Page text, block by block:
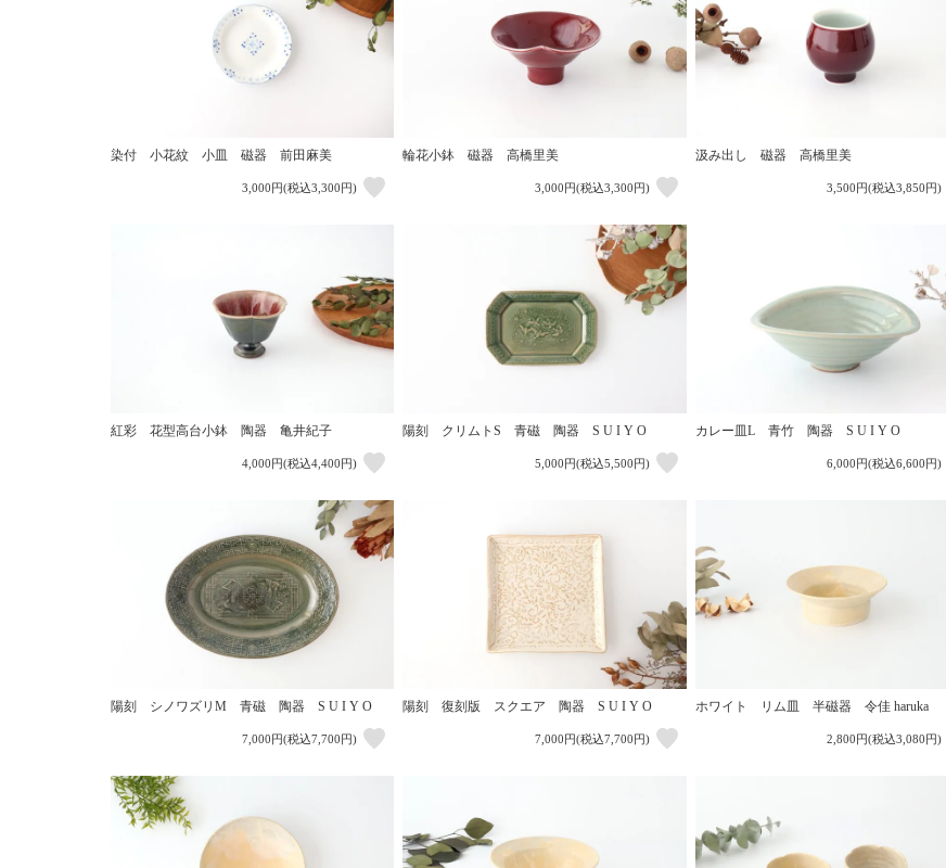
染付 小花紋 小皿 磁器 前田麻美
3,000円(税込3,300円)
輪花小鉢 磁器 高橋里美
3,000円(税込3,300円)
汲み出し 磁器 高橋里美
3,500円(税込3,850円)
紅彩 花型高台小鉢 陶器 亀井紀子
4,000円(税込4,400円)
陽刻 クリムトS 青磁 陶器 S U I Y O
5,000円(税込5,500円)
カレー皿L 青竹 陶器 S U I Y O
6,000円(税込6,600円)
陽刻 シノワズリM 青磁 陶器 S U I Y O
7,000円(税込7,700円)
陽刻 復刻版 スクエア 陶器 S U I Y O
7,000円(税込7,700円)
ホワイト リム皿 半磁器 令佳 haruka
2,800円(税込3,080円)